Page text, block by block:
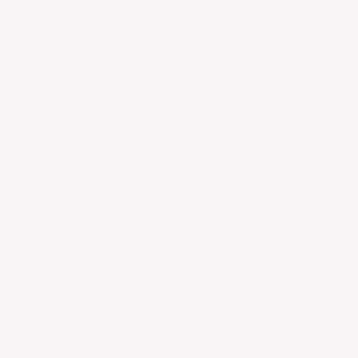
Personnalisez vos préférences pour